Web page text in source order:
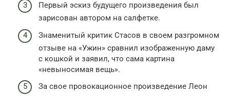
Первый эскиз будущего произведения был
зарисован автором на салфетке.
Знаменитый критик Стасов в своем разгромном
отзыве на «Ужин» сравнил изображенную даму
с кошкой и заявил, что сама картина
«невыносимая вещь».
За свое провокационное произведение Леон